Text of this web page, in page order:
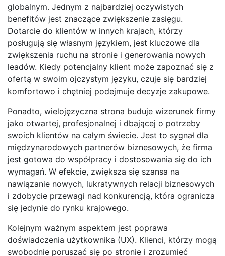
globalnym. Jednym z najbardziej oczywistych
benefitów jest znaczące zwiększenie zasięgu.
Dotarcie do klientów w innych krajach, którzy
posługują się własnym językiem, jest kluczowe dla
zwiększenia ruchu na stronie i generowania nowych
leadów. Kiedy potencjalny klient może zapoznać się z
ofertą w swoim ojczystym języku, czuje się bardziej
komfortowo i chętniej podejmuje decyzje zakupowe.
Ponadto, wielojęzyczna strona buduje wizerunek firmy
jako otwartej, profesjonalnej i dbającej o potrzeby
swoich klientów na całym świecie. Jest to sygnał dla
międzynarodowych partnerów biznesowych, że firma
jest gotowa do współpracy i dostosowania się do ich
wymagań. W efekcie, zwiększa się szansa na
nawiązanie nowych, lukratywnych relacji biznesowych
i zdobycie przewagi nad konkurencją, która ogranicza
się jedynie do rynku krajowego.
Kolejnym ważnym aspektem jest poprawa
doświadczenia użytkownika (UX). Klienci, którzy mogą
swobodnie poruszać się po stronie i zrozumieć